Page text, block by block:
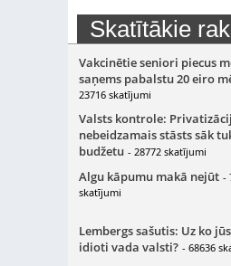
Skatītākie
Vakcinētie seniori piecus
saņems pabalstu 20 eiro
23716 skatījumi
Valsts kontrole:
nebeidzamais stāsts sāk
budžetu - 28772 skatījumi
Algu kāpumu makā nejūt -
skatījumi
Lembergs sašutis: Uz ko
idioti vada valsti? - 68636